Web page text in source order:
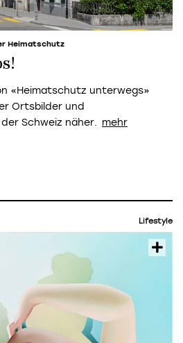
Heimatschutz
«Heimatschutz unterwegs»
Ortsbilder und
Schweiz näher.
Lifestyle